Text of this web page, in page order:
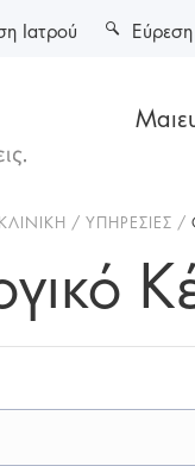
Ιατρού
ΥΠΗΡΕΣΙΕΣ